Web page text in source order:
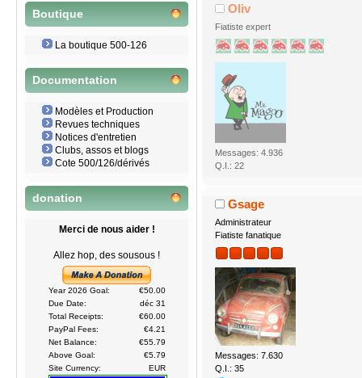
Boutique
La boutique 500-126
Documentation
Modèles et Production
Revues techniques
Notices d'entretien
Clubs, assos et blogs
Cote 500/126/dérivés
donation
Merci de nous aider !
Allez hop, des sousous !
Year 2026 Goal:
€50.00
Due Date:
déc 31
Total Receipts:
€60.00
PayPal Fees:
€4.21
Net Balance:
€55.79
Above Goal:
€5.79
Site Currency:
EUR
Oliv
Fiatiste expert
Messages: 4.936
Q.I.: 22
Gsage
Administrateur
Fiatiste fanatique
Messages: 7.630
Q.I.: 35